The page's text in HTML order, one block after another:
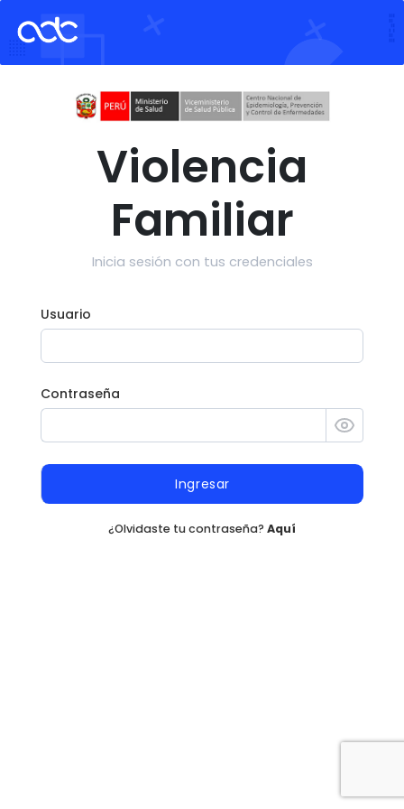
Violencia
Familiar
Inicia sesión con tus credenciales
Usuario
Contraseña
Ingresar
¿Olvidaste tu contraseña? Aquí